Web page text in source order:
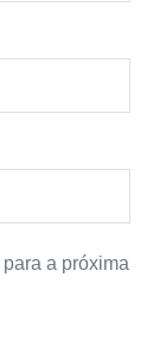
a próxima